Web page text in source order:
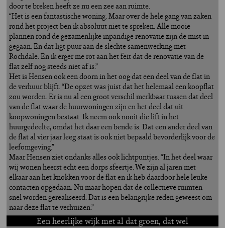
door te breken heeft ze nu een zee aan ruimte.
“Het is een fantastische woning. Maar over de hele gang van zaken
rond het project ben ik absoluut niet te spreken. Alle mooie
plannen rond de gezamenlijke inpandige renovatie zijn de mist in
gegaan. En dat ligt puur aan de slechte samenwerking met
Rochdale. En ik erger me rot aan het feit dat de renovatie van de
flat zelf nog steeds niet af is.”
Het is Hensen ook een doorn in het oog dat een deel van de flat in
de verhuur blijft. “De opzet was juist dat het helemaal een koopflat
zou worden. Er is nu al een groot verschil merkbaar tussen dat deel
van de flat waar de huurwoningen zijn en het deel dat uit
koopwoningen bestaat. Ik neem ook nooit die lift in het
huurgedeelte, omdat het daar een bende is. Dat een ander deel van
de flat al vier jaar leeg staat is ook niet bepaald bevorderlijk voor de
leefomgeving.”
Maar Hensen ziet ondanks alles ook lichtpuntjes. “In het deel waar
wij wonen heerst echt een dorps sfeertje. We zijn al jaren met
elkaar aan het knokken voor de flat en ik heb daardoor hele leuke
contacten opgedaan. Nu maar hopen dat de collectieve ruimten
snel worden gerealiseerd. Dat is een belangrijke reden geweest om
naar deze flat te verhuizen.”
Een heerlijke wijk met al dat groen, dat wel